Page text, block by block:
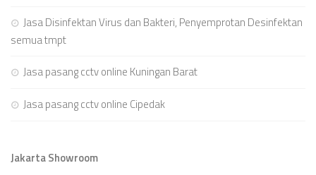
Jasa Disinfektan Virus dan Bakteri, Penyemprotan Desinfektan
semua tmpt
Jasa pasang cctv online Kuningan Barat
Jasa pasang cctv online Cipedak
Jakarta Showroom